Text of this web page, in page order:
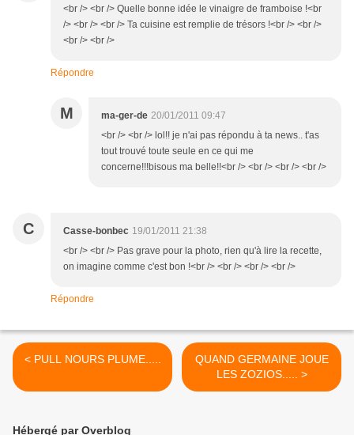
<br /> <br /> Quelle bonne idée le vinaigre de framboise !<br
/> <br /> <br /> Ta cuisine est remplie de trésors !<br /> <br />
<br /> <br />
Répondre
M ma-ger-de 20/01/2011 09:47
<br /> <br /> lol!! je n'ai pas répondu à ta news.. t'as
tout trouvé toute seule en ce qui me
concerne!!!bisous ma belle!!<br /> <br /> <br /> <br />
C Casse-bonbec 19/01/2011 21:38
<br /> <br /> Pas grave pour la photo, rien qu'à lire la recette,
on imagine comme c'est bon !<br /> <br /> <br /> <br />
Répondre
< PULL NOURS PLUME.....
QUAND GERMAINE JOUE
LES ZOZIOS..... >
Hébergé par Overblog